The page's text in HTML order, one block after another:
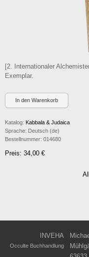
[2. Internationaler
Exemplar.
Katalog: Kabbala & Judaica
Sprache: Deutsch (de)
Bestellnummer: 014680
Preis: 34,00 €
INVEHA
Occulte Buchhandlung